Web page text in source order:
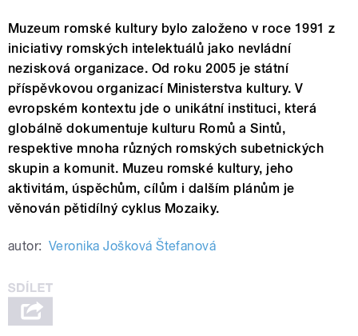
Muzeum romské kultury bylo založeno v roce 1991 z
iniciativy romských intelektuálů jako nevládní
nezisková organizace. Od roku 2005 je státní
příspěvkovou organizací Ministerstva kultury. V
evropském kontextu jde o unikátní instituci, která
globálně dokumentuje kulturu Romů a Sintů,
respektive mnoha různých romských subetnických
skupin a komunit. Muzeu romské kultury, jeho
aktivitám, úspěchům, cílům i dalším plánům je
věnován pětidílný cyklus Mozaiky.
autor: Veronika Jošková Štefanová